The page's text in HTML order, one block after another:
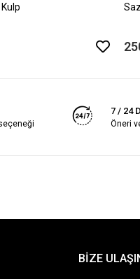
7 / 24
Öneri
BİZE